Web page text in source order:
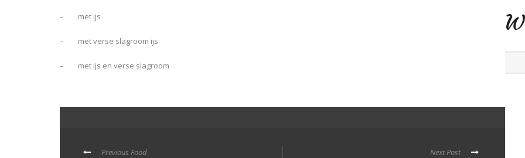
– met ijs
– met verse slagroom ijs
– met ijs en verse slagroom
Previous Food
Next Post